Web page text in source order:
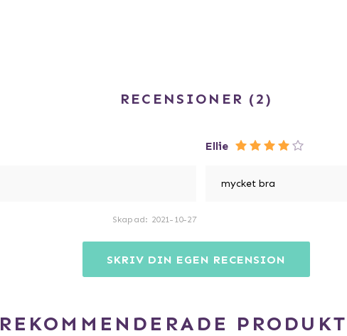
RECENSIONER 2
Skapad: 2021-10-27
Ellie
mycket bra
SKRIV DIN EGEN RECENSION
REKOMMENDERADE